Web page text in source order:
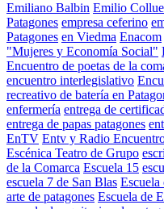
Emiliano Balbin Emilio
Patagones empresa ceferino
Patagones en Viedma Enacom
"Mujeres y Economía Social"
Encuentro de poetas de la
encuentro interlegislativo
recreativo de batería en
enfermería entrega de
entrega de papas patagones
EnTV Entv y Radio
Escénica Teatro de Grupo
de la Comarca Escuela 15
escuela 7 de San Blas
arte de patagones Escuela de